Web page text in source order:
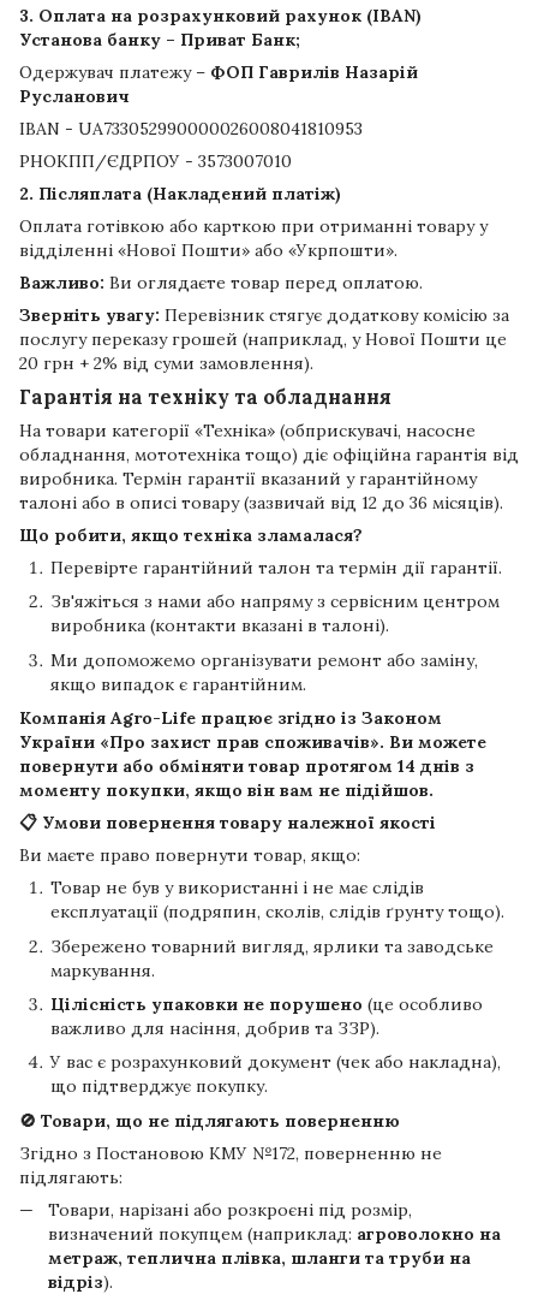
3. Оплата на розрахунковий рахунок (IBAN)
Установа банку – Приват Банк;
Одержувач платежу – ФОП Гаврилів Назарій
Русланович
IBAN - UA733052990000026008041810953
РНОКПП/ЄДРПОУ - 3573007010
2. Післяплата (Накладений платіж)
Оплата готівкою або карткою при отриманні товару у
відділенні «Нової Пошти» або «Укрпошти».
Важливо: Ви оглядаєте товар перед оплатою.
Зверніть увагу: Перевізник стягує додаткову комісію за
послугу переказу грошей (наприклад, у Нової Пошти це
20 грн + 2% від суми замовлення).
Гарантія на техніку та обладнання
На товари категорії «Техніка» (обприскувачі, насосне
обладнання, мототехніка тощо) діє офіційна гарантія від
виробника. Термін гарантії вказаний у гарантійному
талоні або в описі товару (зазвичай від 12 до 36 місяців).
Що робити, якщо техніка зламалася?
Перевірте гарантійний талон та термін дії гарантії.
Зв'яжіться з нами або напряму з сервісним центром
виробника (контакти вказані в талоні).
Ми допоможемо організувати ремонт або заміну,
якщо випадок є гарантійним.
Компанія Agro-Life працює згідно із Законом
України «Про захист прав споживачів». Ви можете
повернути або обміняти товар протягом 14 днів з
моменту покупки, якщо він вам не підійшов.
📋 Умови повернення товару належної якості
Ви маєте право повернути товар, якщо:
Товар не був у використанні і не має слідів
експлуатації (подряпин, сколів, слідів ґрунту тощо).
Збережено товарний вигляд, ярлики та заводське
маркування.
Цілісність упаковки не порушено (це особливо
важливо для насіння, добрив та ЗЗР).
У вас є розрахунковий документ (чек або накладна),
що підтверджує покупку.
🚫 Товари, що не підлягають поверненню
Згідно з Постановою КМУ №172, поверненню не
підлягають:
Товари, нарізані або розкроєні під розмір,
визначений покупцем (наприклад: агроволокно на
метраж, теплична плівка, шланги та труби на
відріз).